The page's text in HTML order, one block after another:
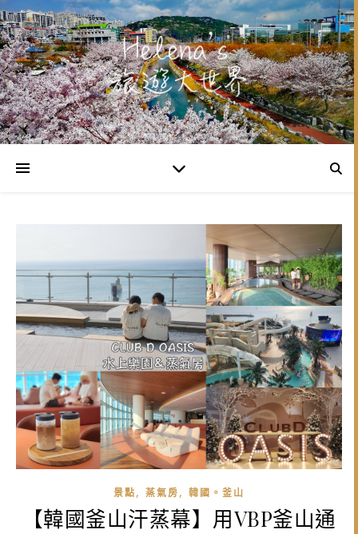
景點, 蒸氣房, 韓國。釜山
【韓國釜山汗蒸幕】用VBP釜山通